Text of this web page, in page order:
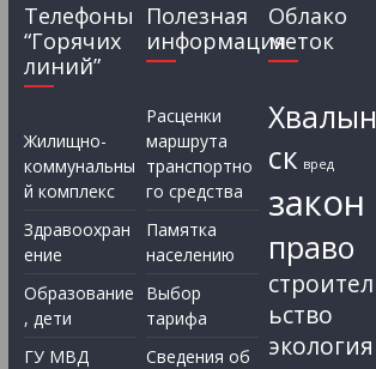
Телефоны
“Горячих
линий”
Жилищно-
коммунальны
й комплекс
Здравоохран
ение
Образование
, дети
ГУ МВД
Полезная
информация
Расценки
маршрута
транспортно
го средства
Памятка
населению
Выбор
тарифа
Сведения об
Облако
меток
Хвалын
ск вред
закон
право
строител
ьство
экология